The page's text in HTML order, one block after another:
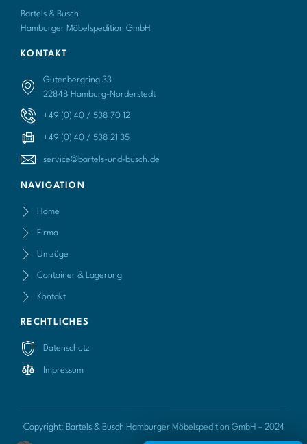
Bartels & Busch
Hamburger Möbelspedition GmbH
KONTAKT
Gutenbergring 33
22848 Hamburg-Norderstedt
+49 (0) 40 / 538 70 12
+49 (0) 40 / 538 21 35
service@bartels-und-busch.de
NAVIGATION
Home
Firma
Umzüge
Container & Lagerung
Kontakt
RECHTLICHES
Datenschutz
Impressum
Copyright: Bartels & Busch Hamburger Möbelspedition GmbH – 2024